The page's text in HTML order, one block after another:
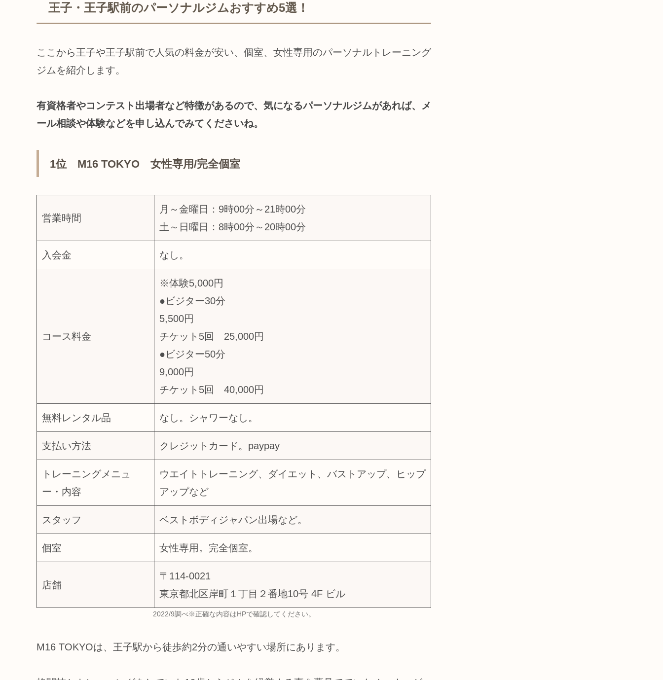
王子・王子駅前のパーソナルジムおすすめ5選！
ここから王子や王子駅前で人気の料金が安い、個室、女性専用のパーソナルトレーニング
ジムを紹介します。
有資格者やコンテスト出場者など特徴があるので、気になるパーソナルジムがあれば、メ
ール相談や体験などを申し込んでみてくださいね。
1位 M16 TOKYO 女性専用/完全個室
営業時間
月～金曜日：9時00分～21時00分
土～日曜日：8時00分～20時00分
入会金 なし。
コース料金
※体験5,000円
●ビジター30分
5,500円
チケット5回 25,000円
●ビジター50分
9,000円
チケット5回 40,000円
無料レンタル品 なし。シャワーなし。
支払い方法 クレジットカード。paypay
トレーニングメニュ
ー・内容
ウエイトトレーニング、ダイエット、バストアップ、ヒップ
アップなど
スタッフ ベストボディジャパン出場など。
個室 女性専用。完全個室。
店舗
〒114-0021
東京都北区岸町１丁目２番地10号 4F ビル
2022/9調べ※正確な内容はHPで確認してください。
M16 TOKYOは、王子駅から徒歩約2分の通いやすい場所にあります。